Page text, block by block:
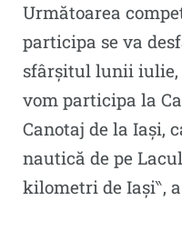
Următoarea
participa se va
sfârșitul lunii
vom participa la
Canotaj de la Iași,
nautică de pe
kilometri de Iași‶,